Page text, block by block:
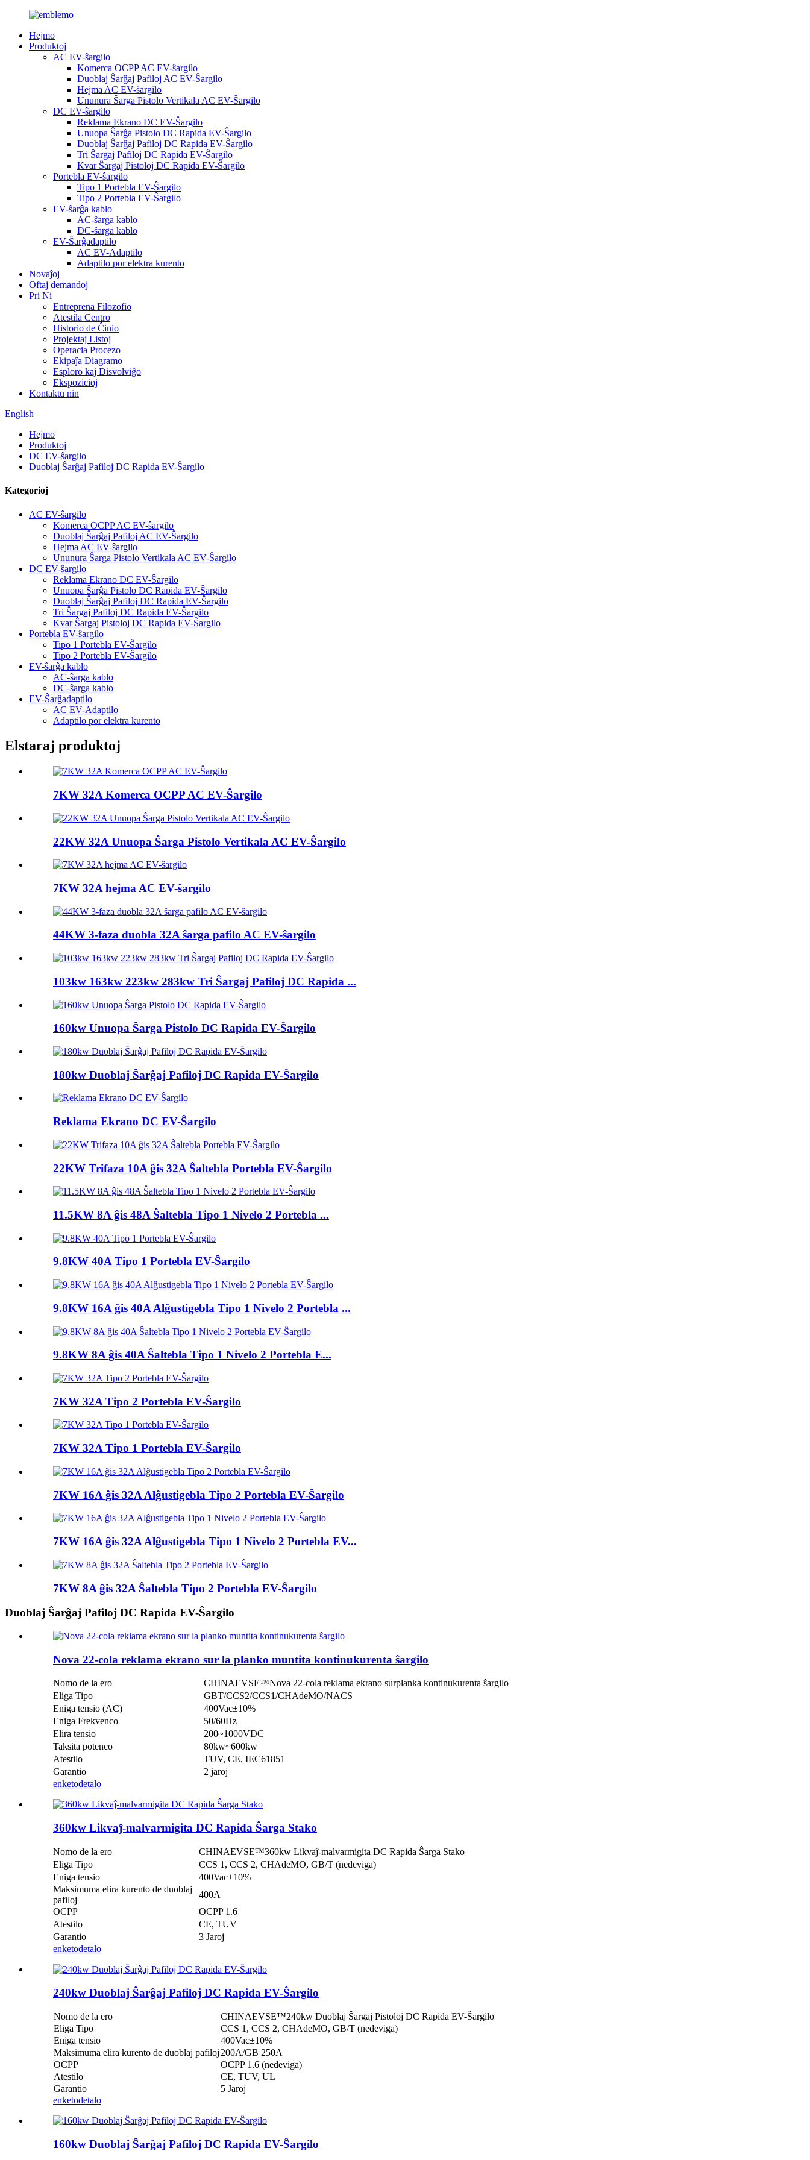
Hejmo
Produktoj
AC EV-ŝargilo
Komerca OCPP AC EV-ŝargilo
Duoblaj Ŝarĝaj Pafiloj AC EV-Ŝargilo
Hejma AC EV-ŝargilo
Ununura Ŝarga Pistolo Vertikala AC EV-Ŝargilo
DC EV-ŝargilo
Reklama Ekrano DC EV-Ŝargilo
Unuopa Ŝarĝa Pistolo DC Rapida EV-Ŝargilo
Duoblaj Ŝarĝaj Pafiloj DC Rapida EV-Ŝargilo
Tri Ŝargaj Pafiloj DC Rapida EV-Ŝargilo
Kvar Ŝargaj Pistoloj DC Rapida EV-Ŝargilo
Portebla EV-ŝargilo
Tipo 1 Portebla EV-Ŝargilo
Tipo 2 Portebla EV-Ŝargilo
EV-ŝarĝa kablo
AC-ŝarga kablo
DC-ŝarga kablo
EV-Ŝarĝadaptilo
AC EV-Adaptilo
Adaptilo por elektra kurento
Novaĵoj
Oftaj demandoj
Pri Ni
Entreprena Filozofio
Atestila Centro
Historio de Ĉinio
Projektaj Listoj
Operacia Procezo
Ekipaĵa Diagramo
Esploro kaj Disvolviĝo
Ekspozicioj
Kontaktu nin
English
Hejmo
Produktoj
DC EV-ŝargilo
Duoblaj Ŝarĝaj Pafiloj DC Rapida EV-Ŝargilo
Kategorioj
AC EV-ŝargilo
Komerca OCPP AC EV-ŝargilo
Duoblaj Ŝarĝaj Pafiloj AC EV-Ŝargilo
Hejma AC EV-ŝargilo
Ununura Ŝarga Pistolo Vertikala AC EV-Ŝargilo
DC EV-ŝargilo
Reklama Ekrano DC EV-Ŝargilo
Unuopa Ŝarĝa Pistolo DC Rapida EV-Ŝargilo
Duoblaj Ŝarĝaj Pafiloj DC Rapida EV-Ŝargilo
Tri Ŝargaj Pafiloj DC Rapida EV-Ŝargilo
Kvar Ŝargaj Pistoloj DC Rapida EV-Ŝargilo
Portebla EV-ŝargilo
Tipo 1 Portebla EV-Ŝargilo
Tipo 2 Portebla EV-Ŝargilo
EV-ŝarĝa kablo
AC-ŝarga kablo
DC-ŝarga kablo
EV-Ŝarĝadaptilo
AC EV-Adaptilo
Adaptilo por elektra kurento
Elstaraj produktoj
7KW 32A Komerca OCPP AC EV-Ŝargilo
22KW 32A Unuopa Ŝarga Pistolo Vertikala AC EV-Ŝargilo
7KW 32A hejma AC EV-ŝargilo
44KW 3-faza duobla 32A ŝarga pafilo AC EV-ŝargilo
103kw 163kw 223kw 283kw Tri Ŝargaj Pafiloj DC Rapida ...
160kw Unuopa Ŝarga Pistolo DC Rapida EV-Ŝargilo
180kw Duoblaj Ŝarĝaj Pafiloj DC Rapida EV-Ŝargilo
Reklama Ekrano DC EV-Ŝargilo
22KW Trifaza 10A ĝis 32A Ŝaltebla Portebla EV-Ŝargilo
11.5KW 8A ĝis 48A Ŝaltebla Tipo 1 Nivelo 2 Portebla ...
9.8KW 40A Tipo 1 Portebla EV-Ŝargilo
9.8KW 16A ĝis 40A Alĝustigebla Tipo 1 Nivelo 2 Portebla ...
9.8KW 8A ĝis 40A Ŝaltebla Tipo 1 Nivelo 2 Portebla E...
7KW 32A Tipo 2 Portebla EV-Ŝargilo
7KW 32A Tipo 1 Portebla EV-Ŝargilo
7KW 16A ĝis 32A Alĝustigebla Tipo 2 Portebla EV-Ŝargilo
7KW 16A ĝis 32A Alĝustigebla Tipo 1 Nivelo 2 Portebla EV...
7KW 8A ĝis 32A Ŝaltebla Tipo 2 Portebla EV-Ŝargilo
Duoblaj Ŝarĝaj Pafiloj DC Rapida EV-Ŝargilo
Nova 22-cola reklama ekrano sur la planko muntita kontinukurenta ŝargilo
Nomo de la ero
CHINAEVSE™️Nova 22-cola reklama ekrano surplanka kontinukurenta ŝargilo
Eliga Tipo
GBT/CCS2/CCS1/CHAdeMO/NACS
Eniga tensio (AC)
400Vac±10%
Eniga Frekvenco
50/60Hz
Elira tensio
200~1000VDC
Taksita potenco
80kw~600kw
Atestilo
TUV, CE, IEC61851
Garantio
2 jaroj
enketodetalo
360kw Likvaĵ-malvarmigita DC Rapida Ŝarga Stako
Nomo de la ero
CHINAEVSE™️360kw Likvaĵ-malvarmigita DC Rapida Ŝarga Stako
Eliga Tipo
CCS 1, CCS 2, CHAdeMO, GB/T (nedeviga)
Eniga tensio
400Vac±10%
Maksimuma elira kurento de duoblaj
pafiloj
400A
OCPP
OCPP 1.6
Atestilo
CE, TUV
Garantio
3 Jaroj
enketodetalo
240kw Duoblaj Ŝarĝaj Pafiloj DC Rapida EV-Ŝargilo
Nomo de la ero
CHINAEVSE™️240kw Duoblaj Ŝargaj Pistoloj DC Rapida EV-Ŝargilo
Eliga Tipo
CCS 1, CCS 2, CHAdeMO, GB/T (nedeviga)
Eniga tensio
400Vac±10%
Maksimuma elira kurento de duoblaj pafiloj 200A/GB 250A
OCPP
OCPP 1.6 (nedeviga)
Atestilo
CE, TUV, UL
Garantio
5 Jaroj
enketodetalo
160kw Duoblaj Ŝarĝaj Pafiloj DC Rapida EV-Ŝargilo